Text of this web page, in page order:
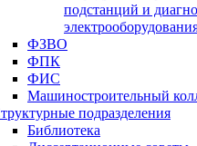
подстанций и
ФЗВО
ФПК
ФИС
Машиностроительный
подразделения
Библиотека